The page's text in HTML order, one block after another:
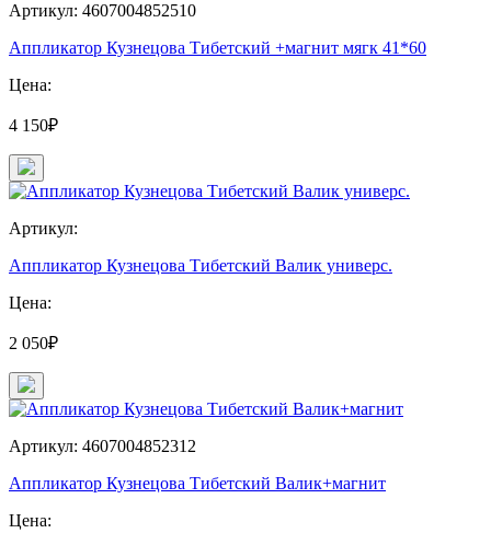
Артикул: 4607004852510
Аппликатор Кузнецова Тибетский +магнит мягк 41*60
Цена:
4 150₽
Артикул:
Аппликатор Кузнецова Тибетский Валик универс.
Цена:
2 050₽
Артикул: 4607004852312
Аппликатор Кузнецова Тибетский Валик+магнит
Цена: